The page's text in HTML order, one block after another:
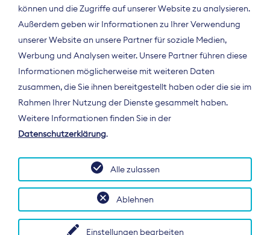
Der Bundesverband Digitalpublisher und
Zeitungsverleger (BDZV) vertritt als
Spitzenorganisation die Interessen der
Deutschland und auf EU-Ebene.
können und die Zugriffe auf unserer Website zu analysieren.
Außerdem geben wir Informationen zu Ihrer Verwendung
unserer Website an unsere Partner für soziale Medien,
Werbung und Analysen weiter. Unsere Partner führen diese
Informationen möglicherweise mit weiteren Daten
zusammen, die Sie ihnen bereitgestellt haben oder die sie im
Rahmen Ihrer Nutzung der Dienste gesammelt haben.
Weitere Informationen finden Sie in der
Datenschutzerklärung.
Einstellungen bearbeiten
Ablehnen
Alle zulassen